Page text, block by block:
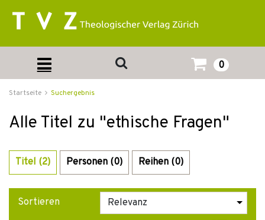
0
Startseite Suchergebnis
Alle Titel zu "ethische Fragen"
Titel (2) Personen (0) Reihen (0)
Sortieren